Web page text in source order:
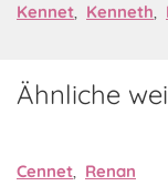
Kennet, Kenneth,
Ähnliche
Cennet, Renan